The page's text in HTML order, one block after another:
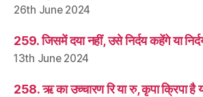
26th June 2024
259. जिसमें दया नहीं, उसे निर्दय कहेंगे या
13th June 2024
258. ऋ का उच्चारण रि या रु, कृपा क्रिपा है